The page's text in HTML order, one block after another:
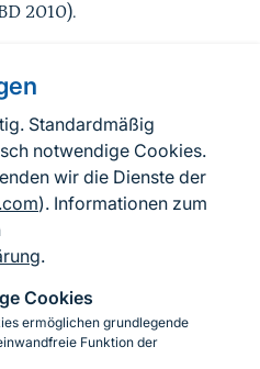
Standardmäßig
notwendige Cookies.
wir die Dienste der
). Informationen zum
.
Cookies
ermöglichen grundlegende
Funktion der
2010).
zum BfN
Barrierefreiheit